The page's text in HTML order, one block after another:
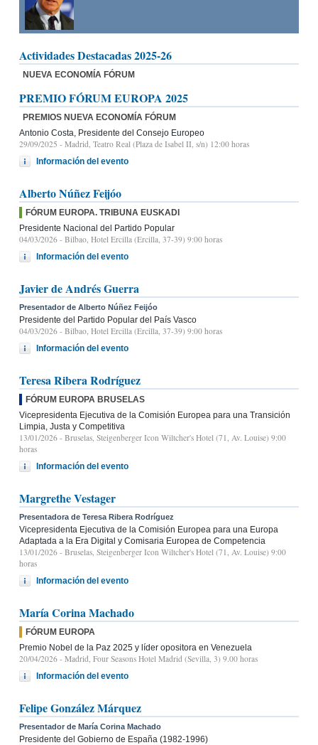
Actividades Destacadas 2025-26
NUEVA ECONOMÍA FÓRUM
PREMIO FÓRUM EUROPA 2025
PREMIOS NUEVA ECONOMÍA FÓRUM
Antonio Costa, Presidente del Consejo Europeo
29/09/2025 - Madrid, Teatro Real (Plaza de Isabel II, s/n) 12:00 horas
Información del evento
Alberto Núñez Feijóo
FÓRUM EUROPA. TRIBUNA EUSKADI
Presidente Nacional del Partido Popular
04/03/2026 - Bilbao, Hotel Ercilla (Ercilla, 37-39) 9:00 horas
Información del evento
Javier de Andrés Guerra
Presentador de Alberto Núñez Feijóo
Presidente del Partido Popular del País Vasco
04/03/2026 - Bilbao, Hotel Ercilla (Ercilla, 37-39) 9:00 horas
Información del evento
Teresa Ribera Rodríguez
FÓRUM EUROPA BRUSELAS
Vicepresidenta Ejecutiva de la Comisión Europea para una Transición
Limpia, Justa y Competitiva
13/01/2026 - Bruselas, Steigenberger Icon Wiltcher's Hotel (71, Av. Louise) 9:00
horas
Información del evento
Margrethe Vestager
Presentadora de Teresa Ribera Rodríguez
Vicepresidenta Ejecutiva de la Comisión Europea para una Europa
Adaptada a la Era Digital y Comisaria Europea de Competencia
13/01/2026 - Bruselas, Steigenberger Icon Wiltcher's Hotel (71, Av. Louise) 9:00
horas
Información del evento
María Corina Machado
FÓRUM EUROPA
Premio Nobel de la Paz 2025 y líder opositora en Venezuela
20/04/2026 - Madrid, Four Seasons Hotel Madrid (Sevilla, 3) 9.00 horas
Información del evento
Felipe González Márquez
Presentador de María Corina Machado
Presidente del Gobierno de España (1982-1996)